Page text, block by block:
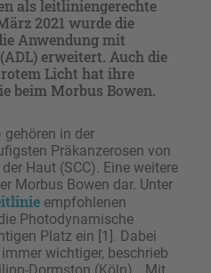
als leitliniengerechte
2021 wurde die
Anwendung mit
erweitert. Auch die
Licht hat ihre
beim Morbus Bowen.
gehören in der
Präkanzerosen von
Haut (SCC). Eine weitere
Morbus Bowen dar. Unter
empfohlenen
Photodynamische
Platz ein [1]. Dabei
wichtiger, beschrieb